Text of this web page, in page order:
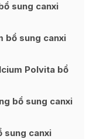
sung canxi
bổ sung canxi
Polvita bổ
bổ sung canxi
sung canxi